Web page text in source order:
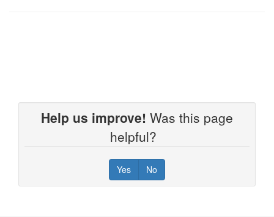
Help us improve! Was this page
helpful?
Yes No